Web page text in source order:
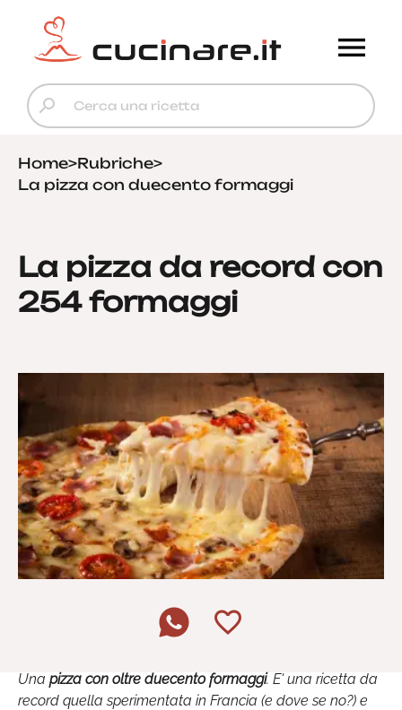
Home>Rubriche>
La pizza con duecento formaggi
La pizza da record con
254 formaggi
Una pizza con oltre duecento formaggi. E' una ricetta da
record quella sperimentata in Francia (e dove se no?) e